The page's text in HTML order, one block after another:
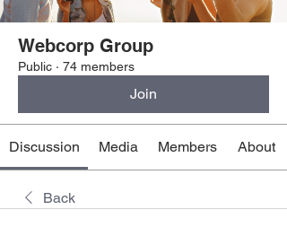
Webcorp Group
Public · 74 members
Join
Discussion Media Members About
Back